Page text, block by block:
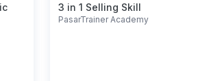
3 in 1 Selling Skill
PasarTrainer Academy